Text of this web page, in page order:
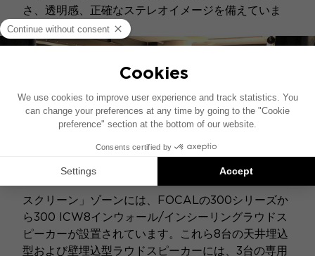
さ、透明感、正確なステレオイメージを備えていま
す。
スクリーン」ゾーンには、FOCALの300シリーズか
ら300 ICW8インウォール/インシーリングラウドス
ピーカーが設置されています。これら8台の天井埋込
型および壁埋込型ラウドスピーカーには、3台の専用